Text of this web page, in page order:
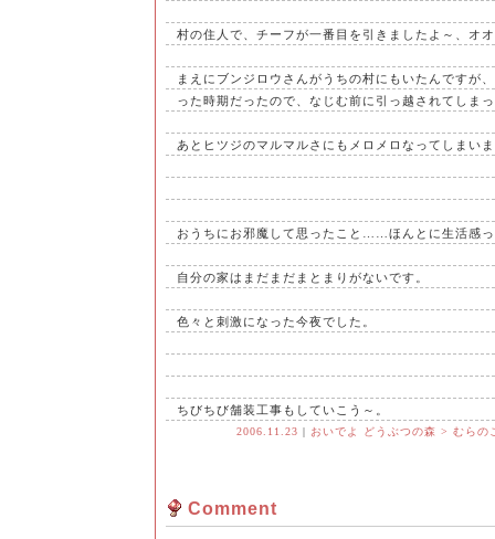
村の住人で、チーフが一番目を引きましたよ～、オ
まえにブンジロウさんがうちの村にもいたんですが
った時期だったので、なじむ前に引っ越されてしま
あとヒツジのマルマルさにもメロメロなってしまい
おうちにお邪魔して思ったこと……ほんとに生活感
自分の家はまだまだまとまりがないです。
色々と刺激になった今夜でした。
ちびちび舗装工事もしていこう～。
2006.11.23 | おいでよ どうぶつの森 > むらの
Comment